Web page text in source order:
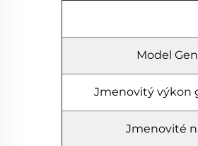
Model
Jmenovitý výkon
Jmenovité